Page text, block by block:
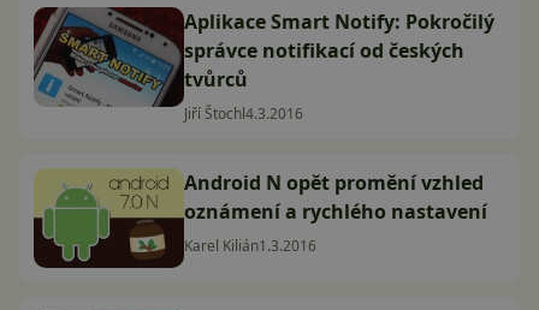
Aplikace Smart Notify: Pokročilý
správce notifikací od českých
tvůrců
Jiří Štochl4.3.2016
Android N opět promění vzhled
oznámení a rychlého nastavení
Karel Kilián1.3.2016